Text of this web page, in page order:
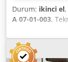
Durum: ikinci el
A 07-01-003,
VEN SPRAY
Çalışma
Yenilenmiş
yenilenmemiş -